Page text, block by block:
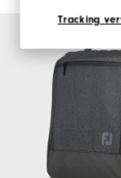
Tracking